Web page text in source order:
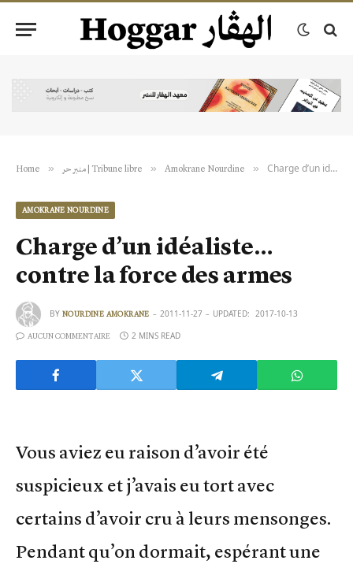
Home » منبر حر | Tribune libre » Amokrane Nourdine » Charge d’un idéaliste… contre la force des armes
AMOKRANE NOURDINE
Charge d’un idéaliste…
contre la force des armes
BY NOURDINE AMOKRANE 2011-11-27 UPDATED: 2017-10-13
AUCUN COMMENTAIRE 2 MINS READ
Vous aviez eu raison d’avoir été
suspicieux et j’avais eu tort avec
certains d’avoir cru à leurs mensonges.
Pendant qu’on dormait, espérant une